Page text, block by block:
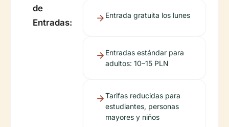
de
Entradas:
Entrada gratuita los lunes
Entradas estándar para
adultos: 10–15 PLN
Tarifas reducidas para
estudiantes, personas
mayores y niños